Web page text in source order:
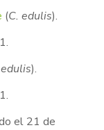
(C. edulis).
).
el 21 de